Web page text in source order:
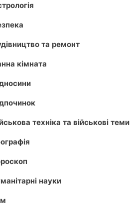
та ремонт
кімната
техніка та військові теми
науки